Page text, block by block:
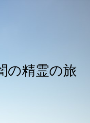
の精霊の旅